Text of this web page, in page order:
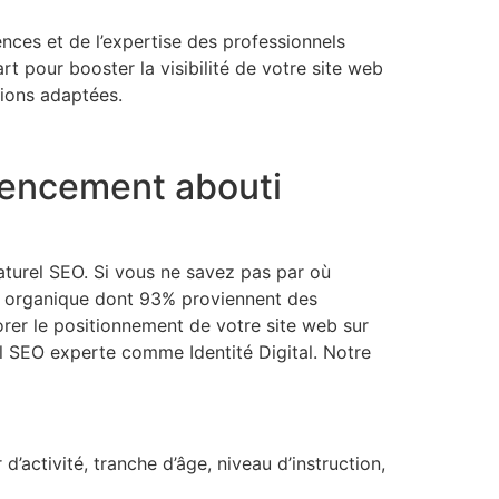
et de l’expertise des professionnels
pour booster la visibilité de votre site web
adaptées.
abouti
SEO. Si vous ne savez pas par où
dont 93% proviennent des
le positionnement de votre site web sur
SEO experte comme Identité Digital. Notre
tranche d’âge, niveau d’instruction,